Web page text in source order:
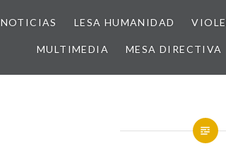
NOTICIAS LESA HUMANIDAD
MULTIMEDIA MESA DIRECTIVA